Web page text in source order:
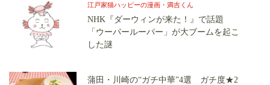
江戸家猫ハッピーの漫画・満吉くん
NHK『ダーウィンが来た！』で話題
「ウーパールーパー」が大ブームを起こ
した謎
蒲田・川崎の“ガチ中華”4選 ガチ度★2